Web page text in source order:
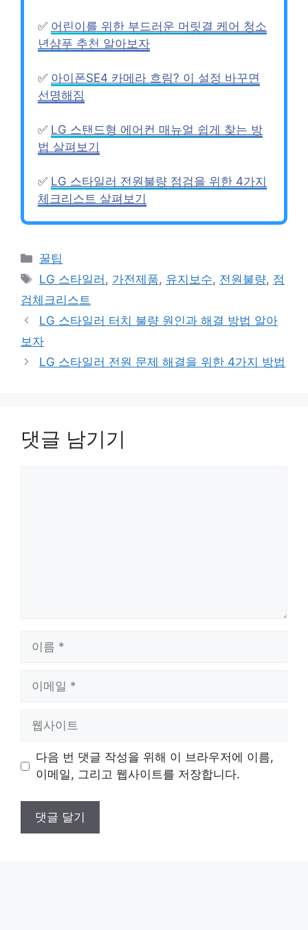
✅ 어린이를 위한 부드러운 머릿결 케어 청소
년샴푸 추천 알아보자
✅ 아이폰SE4 카메라 흐림? 이 설정 바꾸면
선명해짐
✅ LG 스탠드형 에어컨 매뉴얼 쉽게 찾는 방
법 살펴보기
✅ LG 스타일러 전원불량 점검을 위한 4가지
체크리스트 살펴보기
카
테
리
꿀팁
태
그
LG 스타일러 , 가전제품, 유지보수, 전원불량, 점
검체크리스트
LG 스타일러 터치 불량 원인과 해결 방법 알아
보자
LG 스타일러 전원 문제 해결을 위한 4가지 방법
댓글 남기기
트
다음 번 댓글 작성을 위해 이 브라우저에 이름,
이메일, 그리고 웹사이트를 저장합니다.